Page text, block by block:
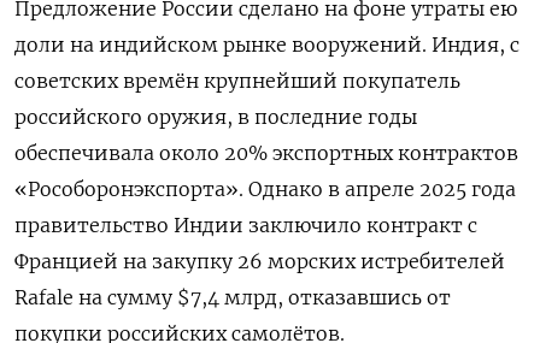
Предложение России сделано на фоне утраты ею
доли на индийском рынке вооружений. Индия, с
советских времён крупнейший покупатель
российского оружия, в последние годы
обеспечивала около 20% экспортных контрактов
«Рособоронэкспорта». Однако в апреле 2025 года
правительство Индии заключило контракт с
Францией на закупку 26 морских истребителей
Rafale на сумму $7,4 млрд, отказавшись от
покупки российских самолётов.